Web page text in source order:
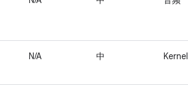
N/A 中 Kernel